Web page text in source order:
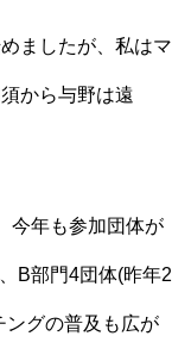
ましたが、私はマ
から与野は遠
今年も参加団体が
B部門4団体(昨年2
ングの普及も広が